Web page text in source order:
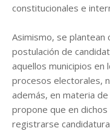
constitucionales e
Asimismo, se
postulación de
aquellos municipios
procesos electorales,
además, en materia
propone que en
registrarse